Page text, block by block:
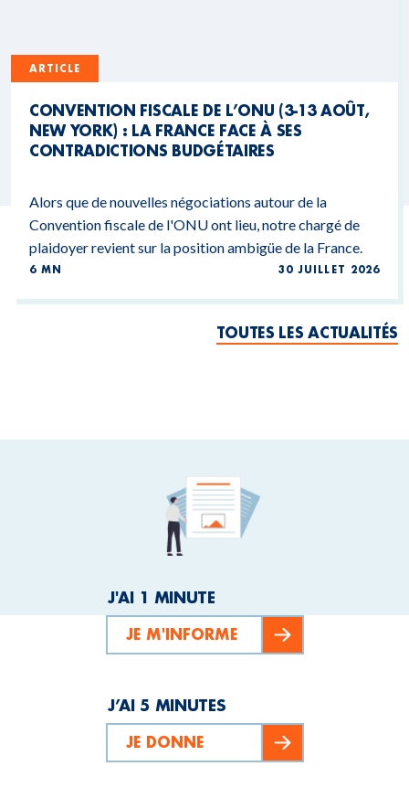
ARTICLE
CONVENTION FISCALE DE L’ONU (3-13 AOÛT,
NEW YORK) : LA FRANCE FACE À SES
CONTRADICTIONS BUDGÉTAIRES
Alors que de nouvelles négociations autour de la
Convention fiscale de l'ONU ont lieu, notre chargé de
plaidoyer revient sur la position ambigüe de la France.
6 MN 30 JUILLET 2026
TOUTES LES ACTUALITÉS
J'AI 1 MINUTE
JE M'INFORME
J’AI 5 MINUTES
JE DONNE